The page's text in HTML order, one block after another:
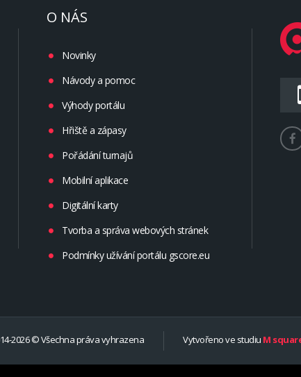
O NÁS
Novinky
Návody a pomoc
Výhody portálu
Hřiště a zápasy
Pořádání turnajů
Mobilní aplikace
Digitální karty
Tvorba a správa webových stránek
Podmínky užívání portálu gscore.eu
2026 © Všechna práva vyhrazena Vytvořeno ve studiu M